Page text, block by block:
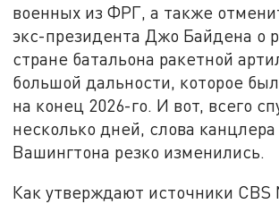
военных из ФРГ, а также
экс-президента Джо Байдена о
стране батальона ракетной
большой дальности, которое
на конец 2026-го. И вот, всего
несколько дней, слова
Вашингтона резко изменились.
Как утверждают источники CBS